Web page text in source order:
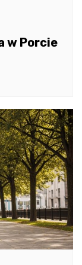
w Porcie